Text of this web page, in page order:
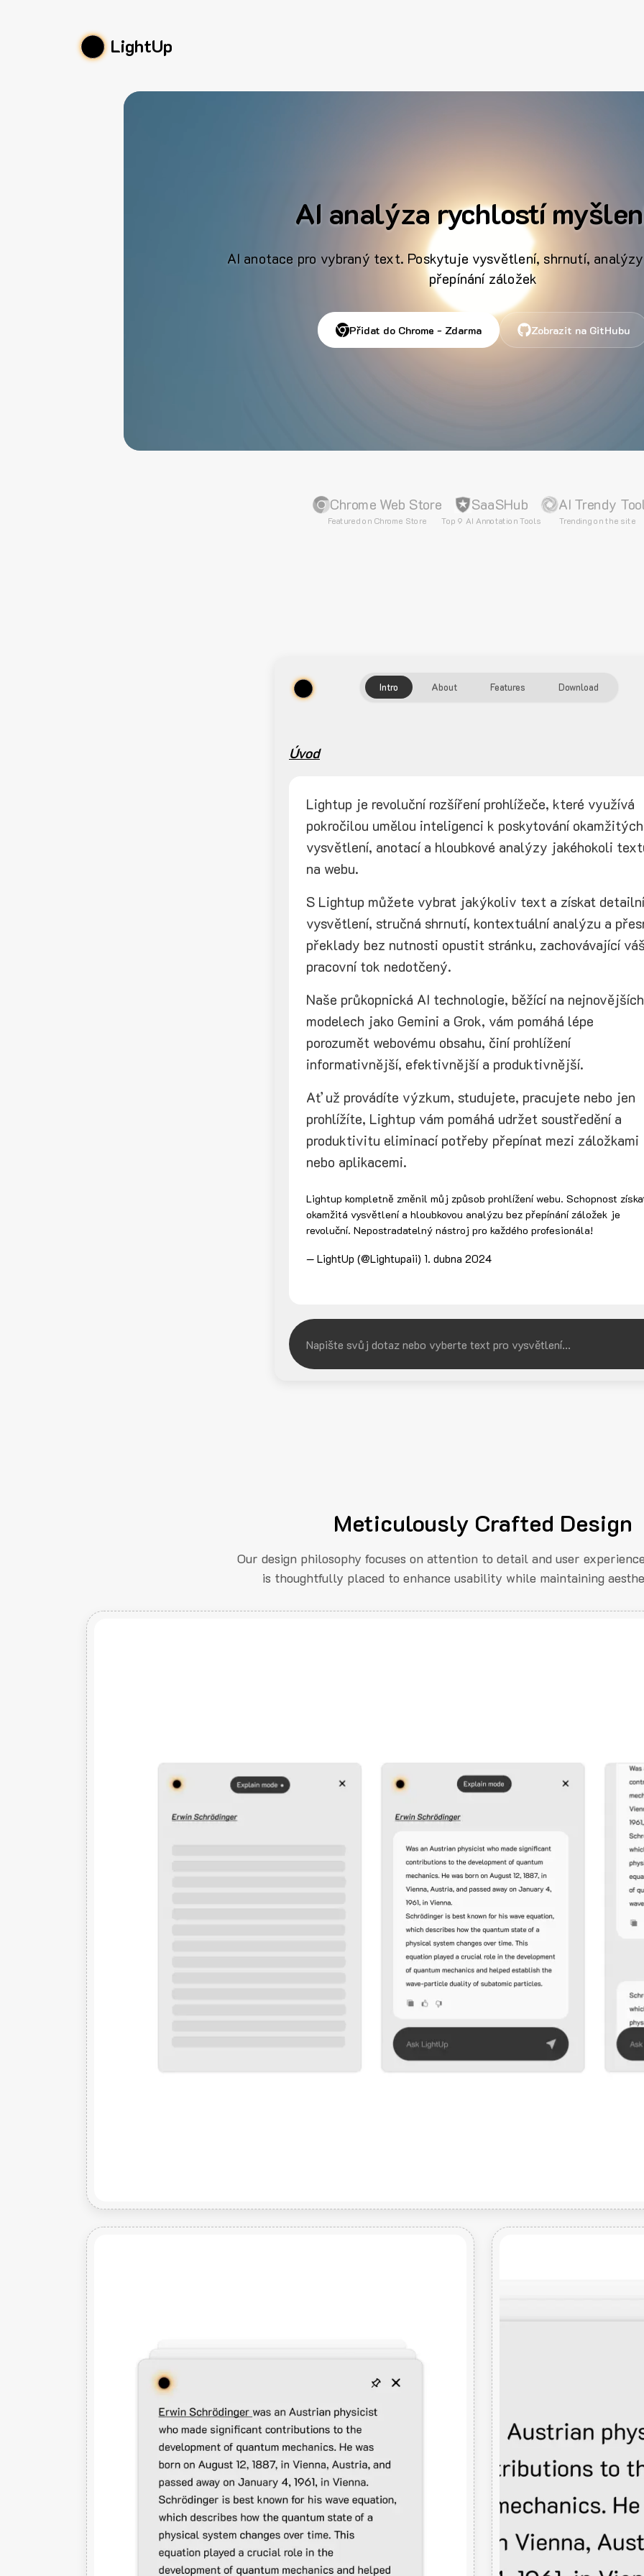
LightUp
AI analýza rychlostí
AI anotace pro vybraný text. Poskytuje vysvětlení, shrnutí,
přepínání záložek
Přidat do Chrome - Zdarma Zobrazit na GitHubu
Chrome Web Store
Featured on Chrome Store
SaaSHub
Top 9 AI Annotation Tools
AI Trendy
Trending on the site
Intro About Features Download
Úvod
Lightup je revoluční rozšíření prohlížeče, které využívá
pokročilou umělou inteligenci k poskytování okamžitých
vysvětlení, anotací a hloubkové analýzy jakéhokoli
na webu.
S Lightup můžete vybrat jakýkoliv text a získat detailní
vysvětlení, stručná shrnutí, kontextuální analýzu a
překlady bez nutnosti opustit stránku, zachovávající
pracovní tok nedotčený.
Naše průkopnická AI technologie, běžící na nejnovějších
modelech jako Gemini a Grok, vám pomáhá lépe
porozumět webovému obsahu, činí prohlížení
informativnější, efektivnější a produktivnější.
Ať už provádíte výzkum, studujete, pracujete nebo jen
prohlížíte, Lightup vám pomáhá udržet soustředění a
produktivitu eliminací potřeby přepínat mezi záložkami
nebo aplikacemi.
Lightup kompletně změnil můj způsob prohlížení webu. Schopnost
okamžitá vysvětlení a hloubkovou analýzu bez přepínání záložek je
revoluční. Nepostradatelný nástroj pro každého profesionála!
— LightUp (@Lightupaii) 1. dubna 2024
Meticulously Crafted Design
Our design philosophy focuses on attention to detail and user
is thoughtfully placed to enhance usability while maintaining